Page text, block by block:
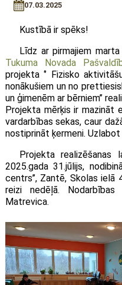
07.03.2025
Kustībā ir spēks!
Līdz ar pirmajiem
Tukuma Novada
projekta ‘’ Fizisko
nonākušiem un no
un ģimenēm ar bērniem’’
Projekta mērķis ir mazināt
vardarbības sekas, caur
nostiprināt ķermeni.
Projekta
2025.gada 31.jūlijs,
centrs’’, Zantē, Skolas
reizi nedēļā.
Matrevica.